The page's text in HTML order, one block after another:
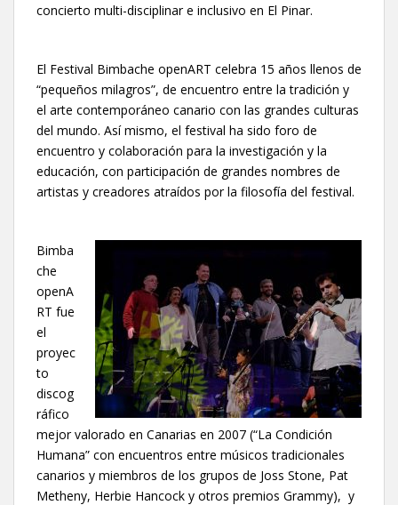
concierto multi-disciplinar e inclusivo en El Pinar.
El Festival Bimbache openART celebra 15 años llenos de
“pequeños milagros”, de encuentro entre la tradición y
el arte contemporáneo canario con las grandes culturas
del mundo. Así mismo, el festival ha sido foro de
encuentro y colaboración para la investigación y la
educación, con participación de grandes nombres de
artistas y creadores atraídos por la filosofía del festival.
Bimba
che
openA
RT fue
el
proyec
to
discog
ráfico
mejor valorado en Canarias en 2007 (“La Condición
Humana” con encuentros entre músicos tradicionales
canarios y miembros de los grupos de Joss Stone, Pat
Metheny, Herbie Hancock y otros premios Grammy), y